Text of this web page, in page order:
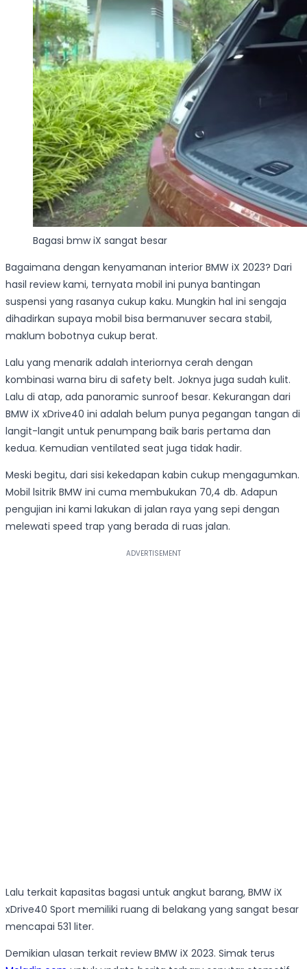
Bagasi bmw iX sangat besar
Bagaimana dengan kenyamanan interior BMW iX 2023? Dari
hasil review kami, ternyata mobil ini punya bantingan
suspensi yang rasanya cukup kaku. Mungkin hal ini sengaja
dihadirkan supaya mobil bisa bermanuver secara stabil,
maklum bobotnya cukup berat.
Lalu yang menarik adalah interiornya cerah dengan
kombinasi warna biru di safety belt. Joknya juga sudah kulit.
Lalu di atap, ada panoramic sunroof besar. Kekurangan dari
BMW iX xDrive40 ini adalah belum punya pegangan tangan di
langit-langit untuk penumpang baik baris pertama dan
kedua. Kemudian ventilated seat juga tidak hadir.
Meski begitu, dari sisi kekedapan kabin cukup mengagumkan.
Mobil lsitrik BMW ini cuma membukukan 70,4 db. Adapun
pengujian ini kami lakukan di jalan raya yang sepi dengan
melewati speed trap yang berada di ruas jalan.
Lalu terkait kapasitas bagasi untuk angkut barang, BMW iX
xDrive40 Sport memiliki ruang di belakang yang sangat besar
mencapai 531 liter.
Demikian ulasan terkait review BMW iX 2023. Simak terus